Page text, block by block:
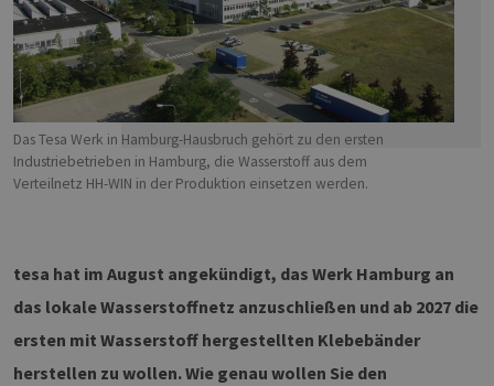
Das Tesa Werk in Hamburg-Hausbruch gehört zu den ersten
Industriebetrieben in Hamburg, die Wasserstoff aus dem
Verteilnetz HH-WIN in der Produktion einsetzen werden.
tesa hat im August angekündigt, das Werk Hamburg an
das lokale Wasserstoffnetz anzuschließen und ab 2027 die
ersten mit Wasserstoff hergestellten Klebebänder
herstellen zu wollen. Wie genau wollen Sie den